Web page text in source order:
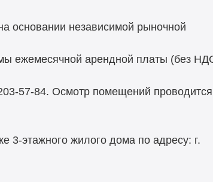
основании независимой рыночной
ежемесячной арендной платы (без
57-84. Осмотр помещений проводится
этажного жилого дома по адресу: г.